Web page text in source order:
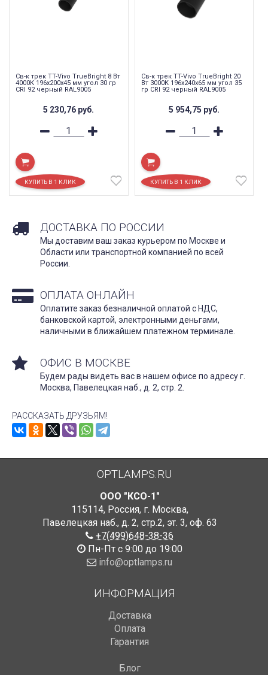
Св-к трек TT-Vivo TrueBright 8 Вт
4000К 196x200x45 мм угол 30 гр
CRI 92 черный RAL9005
5 230,76 руб.
Св-к трек TT-Vivo TrueBright 20
Вт 3000К 196х240х65 мм угол 35
гр CRI 92 черный RAL9005
5 954,75 руб.
ДОСТАВКА ПО РОССИИ
Мы доставим ваш заказ курьером по Москве и
Области или транспортной компанией по всей
России.
ОПЛАТА ОНЛАЙН
Оплатите заказ безналичной оплатой с НДС,
банковской картой, электронными деньгами,
наличными в ближайшем платежном терминале.
ОФИС В МОСКВЕ
Будем рады видеть вас в нашем офисе по адресу г.
Москва, Павелецкая наб., д. 2, стр. 2.
РАССКАЗАТЬ ДРУЗЬЯМ!
OPTLAMPS.RU
ООО "КСО-1"
115114, Россия, г. Москва,
Павелецкая наб., д. 2, стр.2, эт. 3, оф. 63
+7(499)648-38-36
Пн-Пт с 9:00 до 19:00
info@optlamps.ru
ИНФОРМАЦИЯ
Доставка
Оплата
Гарантия
Блог